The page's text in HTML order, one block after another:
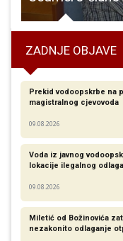
ZADNJE OBJAVE
Prekid vodoopskrbe na
magistralnog cjevovoda
09.08.2026
Voda iz javnog
lokacije ilegalnog
09.08.2026
Miletić od Božinovića
nezakonito odlaganje